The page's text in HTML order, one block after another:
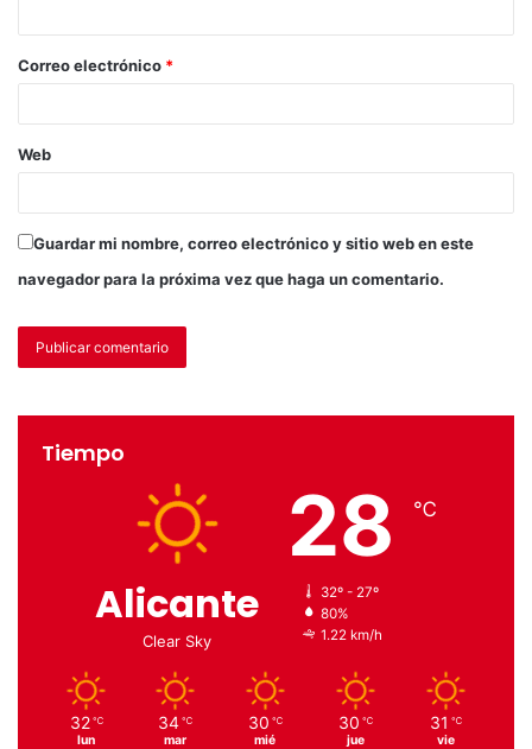
Correo electrónico *
Web
Guardar mi nombre, correo electrónico y sitio web en este
navegador para la próxima vez que haga un comentario.
Tiempo
Alicante
Clear Sky
28 ℃
32º - 27º
80%
1.22 km/h
32 ℃
lun
34 ℃
mar
30 ℃
mié
30 ℃
jue
31 ℃
vie